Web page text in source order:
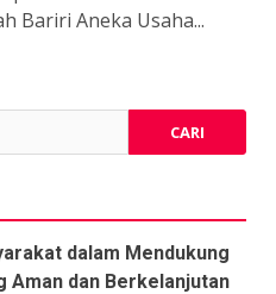
Bariri Aneka Usaha...
dalam Mendukung
Aman dan Berkelanjutan